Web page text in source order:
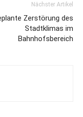
Nächster Artikel
Zerstörung des
Stadtklimas im
Bahnhofsbereich